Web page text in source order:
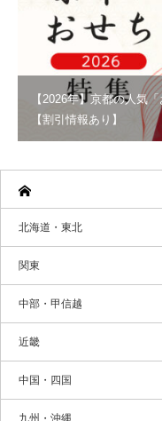
【2026年】京都の人気
【割引情報あり】
北海道・東北
関東
中部・甲信越
近畿
中国・四国
九州・沖縄